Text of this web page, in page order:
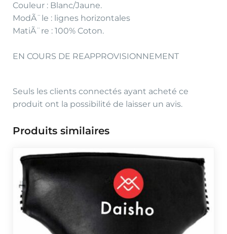
Couleur : Blanc/Jaune.
ModÃ¨le : lignes horizontales
MatiÃ¨re : 100% Coton.
EN COURS DE REAPPROVISIONNEMENT
Seuls les clients connectés ayant acheté ce
produit ont la possibilité de laisser un avis.
Produits similaires